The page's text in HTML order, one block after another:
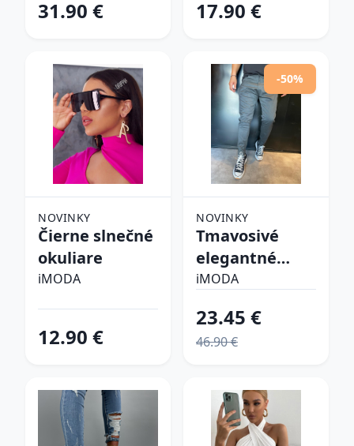
31.90 € 17.90 €
NOVINKY
Čierne slnečné
okuliare
iMODA
12.90 €
-50%
NOVINKY
Tmavosivé
elegantné
nohavice
iMODA
23.45 €
46.90 €